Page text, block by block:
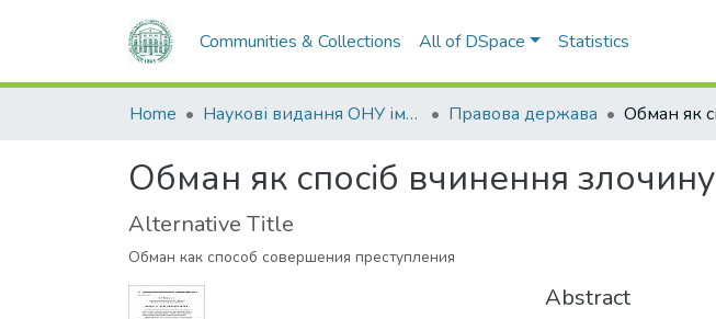
Communities & Collections All of DSpace Statistics
Home Наукові видання ОНУ імені І. І. Мечникова Правова держава
Обман як спосіб вчинення злочину
Alternative Title
Обман как способ совершения преступления
Abstract